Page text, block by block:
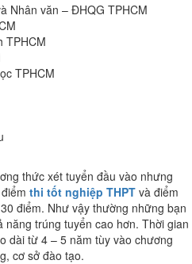
Nhân văn – ĐHQG TPHCM
TPHCM
TPHCM
thức xét tuyển đầu vào nhưng
thi tốt nghiệp THPT và điểm
điểm. Như vậy thường những bạn
trúng tuyển cao hơn. Thời gian
dài từ 4 – 5 năm tùy vào chương
cơ sở đào tạo.